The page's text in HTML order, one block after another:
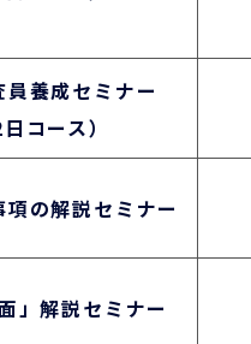
員養成セミナー
日コース）
の解説セミナー
」解説セミナー